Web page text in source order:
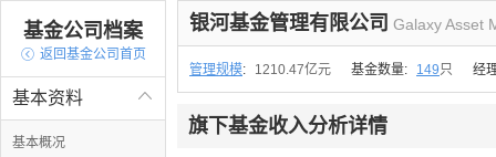
易方达上证中盘ETF联
基金公司档案
 返回基金公司首页

基本资料
基本概况
银河基金管理有限公司 Galaxy Asset
管理规模: 1210.47亿元 基金数量: 149只 经
旗下基金收入分析详情